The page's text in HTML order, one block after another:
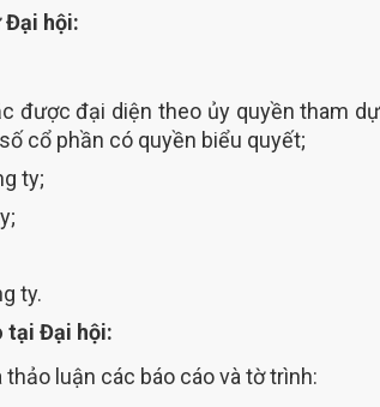
Đại hội:
được đại diện theo ủy quyền tham
cổ phần có quyền biểu quyết;
ty;
ty.
tại Đại hội:
luận các báo cáo và tờ trình: